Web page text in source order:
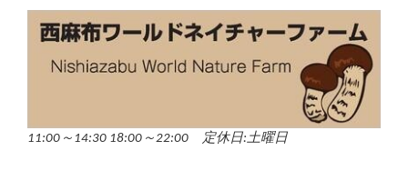
11:00～14:30 18:00～22:00 定休日:土曜日